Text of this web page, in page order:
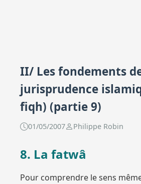
II/ Les fondements
jurisprudence
fiqh) (partie 9)
01/05/2007 Philippe Robin
8. La fatwâ
Pour comprendre le sens